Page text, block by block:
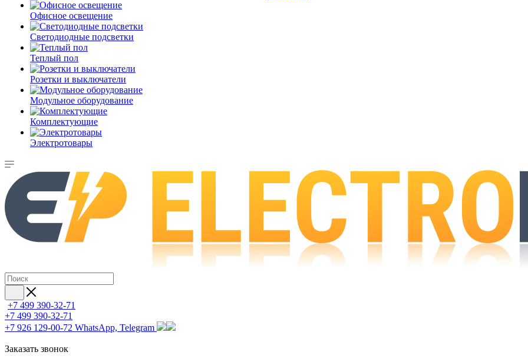
Офисное освещение
Светодиодные подсветки
Теплый пол
Розетки и выключатели
Модульное оборудование
Комплектующие
Электротовары
+7 499 390-32-71
+7 499 390-32-71
+7 926 129-00-72 WhatsApp, Telegram
Заказать звонок